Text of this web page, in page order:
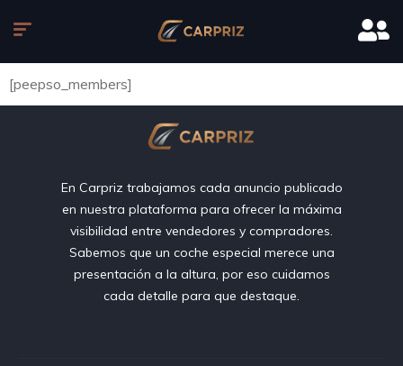
[peepso_members]
En Carpriz trabajamos cada anuncio publicado
en nuestra plataforma para ofrecer la máxima
visibilidad entre vendedores y compradores.
Sabemos que un coche especial merece una
presentación a la altura, por eso cuidamos
cada detalle para que destaque.